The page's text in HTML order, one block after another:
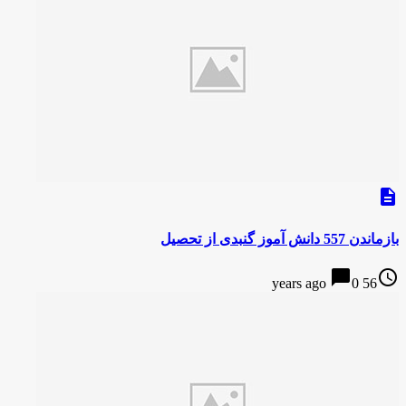
description
بازماندن 557 دانش آموز گنبدی از تحصیل
access_time
56 years ago
chat_bubble0